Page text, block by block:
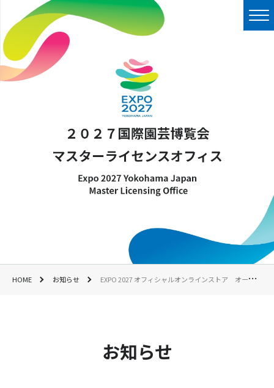
HOME お知らせ EXPO 2027 オフィシャルオンラインストア オープンについて
お知らせ